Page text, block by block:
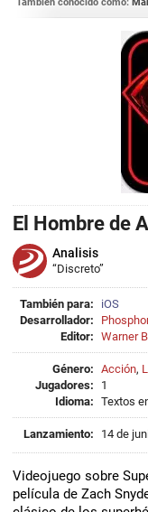
El Hombre de
Analisis
“Discreto”
También para:
iOS
Desarrollador:
Editor: Warner
Género: Acción,
Jugadores:
1
Idioma: Textos
Lanzamiento: 14 de
Videojuego sobre
película de Zach